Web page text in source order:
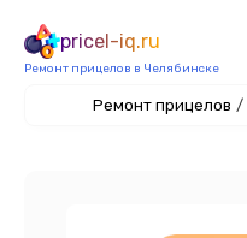
pricel-iq.ru
Ремонт прицелов в Челябинске
Ремонт прицелов /